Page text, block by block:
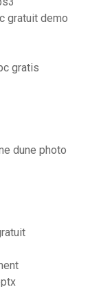
gratuit demo
gratis
dune photo